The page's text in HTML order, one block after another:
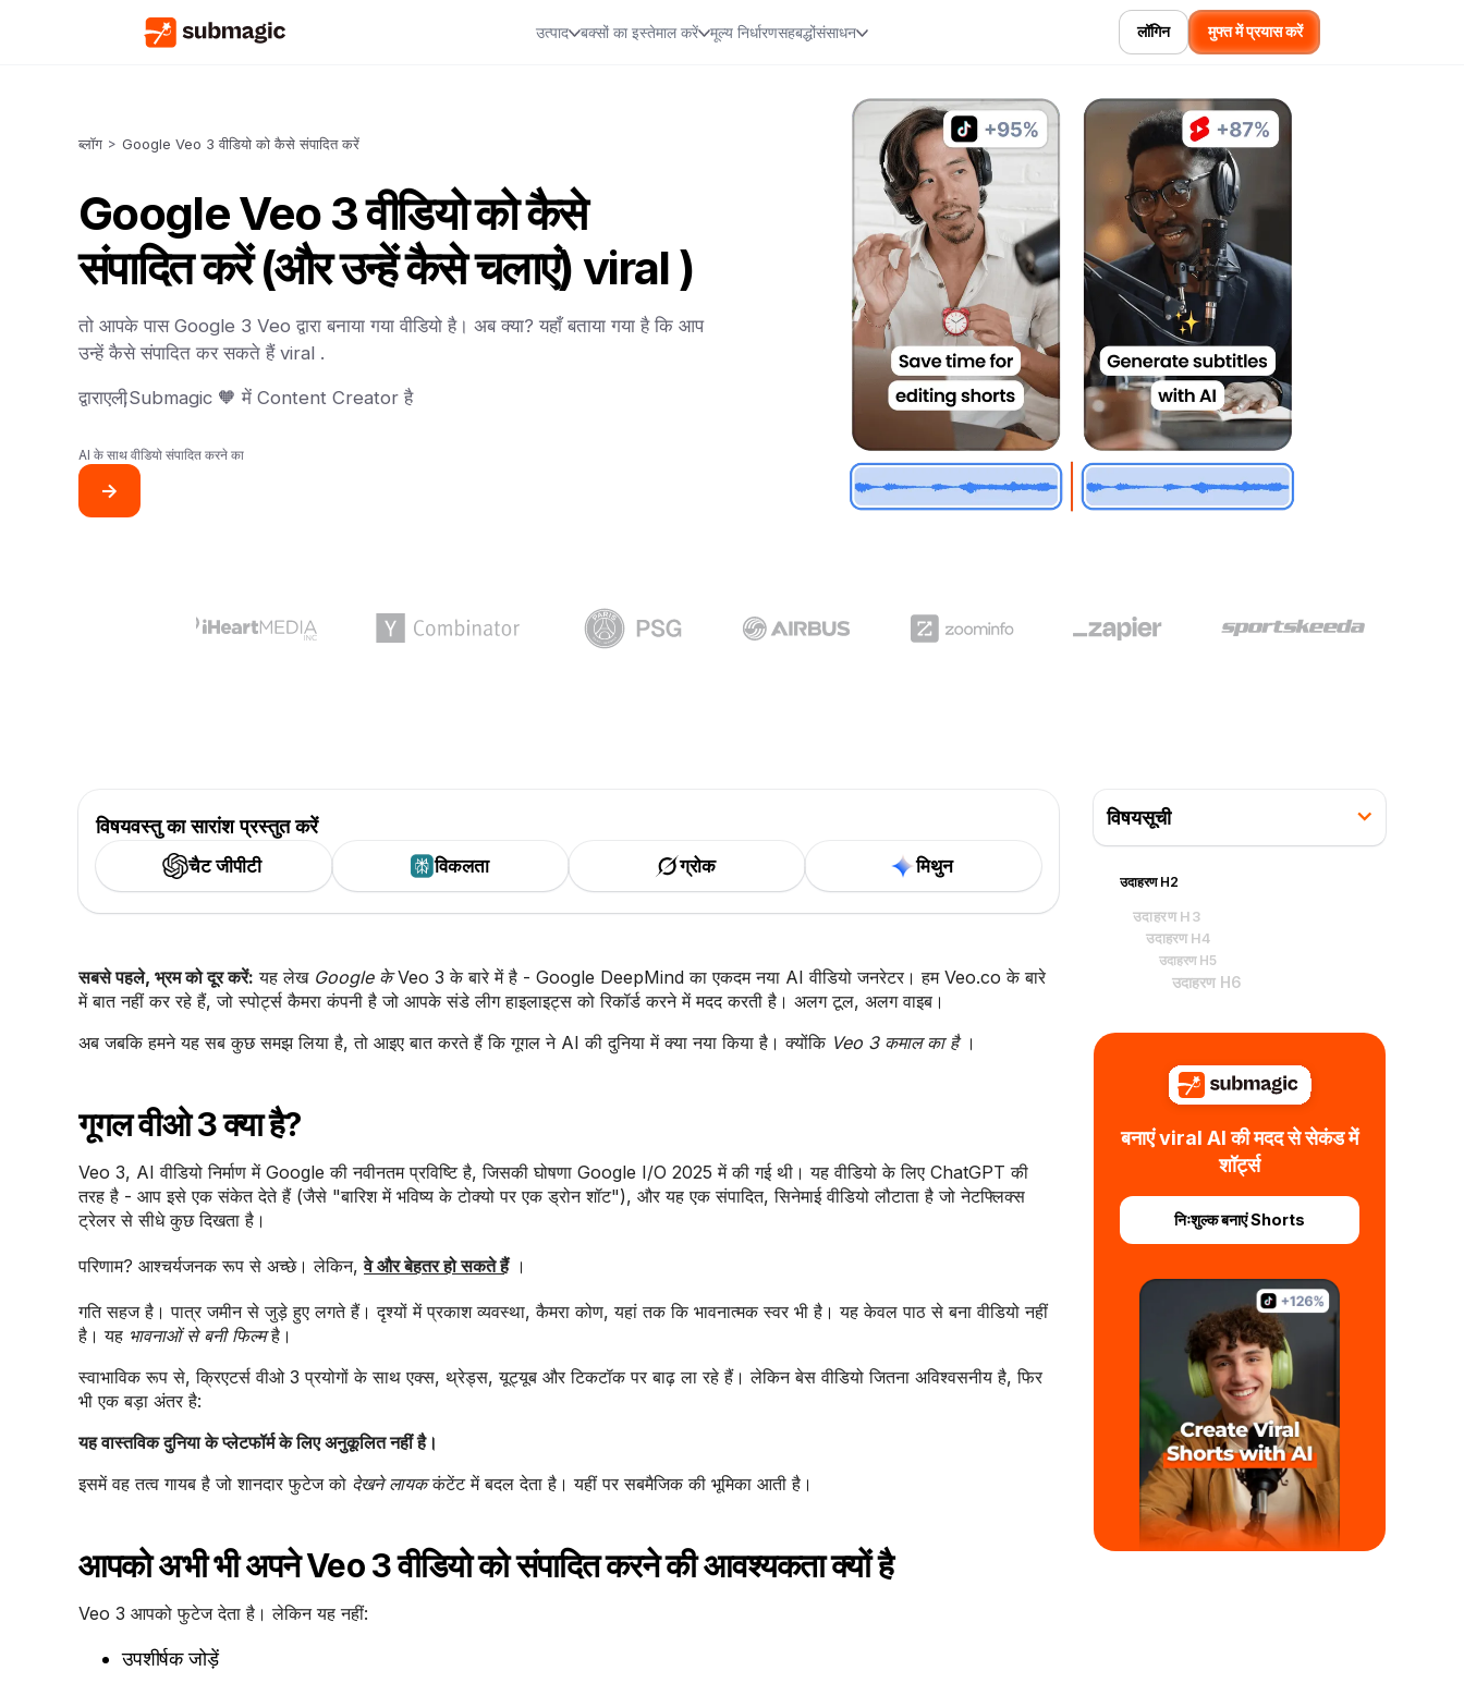
उत्पाद बक्सों का इस्तेमाल करें मूल्य निर्धारणसहबद्धोंसंसाधन लॉगिन मुफ्त में प्रयास करें
ब्लॉग > Google Veo 3 वीडियो को कैसे संपादित करें
Google Veo 3 वीडियो को कैसे
संपादित करें (और उन्हें कैसे चलाएं) viral )
तो आपके पास Google 3 Veo द्वारा बनाया गया वीडियो है। अब क्या? यहाँ बताया गया है कि आप
उन्हें कैसे संपादित कर सकते हैं viral .
द्वाराएली,Submagic 🧡 में Content Creator है
AI के साथ वीडियो संपादित करने का
->
विषयवस्तु का सारांश प्रस्तुत करें
चैट जीपीटी विकलता ग्रोक मिथुन
सबसे पहले, भ्रम को दूर करें: यह लेख Google केVeo 3 के बारे में है - Google DeepMind का एकदम नया AI वीडियो जनरेटर। हम Veo.co के बारे
में बात नहीं कर रहे हैं, जो स्पोर्ट्स कैमरा कंपनी है जो आपके संडे लीग हाइलाइट्स को रिकॉर्ड करने में मदद करती है। अलग टूल, अलग वाइब।
अब जबकि हमने यह सब कुछ समझ लिया है, तो आइए बात करते हैं कि गूगल ने AI की दुनिया में क्या नया किया है। क्योंकि Veo 3 कमाल का है।
गूगल वीओ 3 क्या है?
Veo 3, AI वीडियो निर्माण में Google की नवीनतम प्रविष्टि है, जिसकी घोषणा Google I/O 2025 में की गई थी। यह वीडियो के लिए ChatGPT की
तरह है - आप इसे एक संकेत देते हैं (जैसे "बारिश में भविष्य के टोक्यो पर एक ड्रोन शॉट"), और यह एक संपादित, सिनेमाई वीडियो लौटाता है जो नेटफ्लिक्स
ट्रेलर से सीधे कुछ दिखता है।
परिणाम? आश्चर्यजनक रूप से अच्छे। लेकिन,वे और बेहतर हो सकते हैं।
गति सहज है। पात्र जमीन से जुड़े हुए लगते हैं। दृश्यों में प्रकाश व्यवस्था, कैमरा कोण, यहां तक कि भावनात्मक स्वर भी है। यह केवल पाठ से बना वीडियो नहीं
है। यह भावनाओं से बनी फिल्महै।
स्वाभाविक रूप से, क्रिएटर्स वीओ 3 प्रयोगों के साथ एक्स, थ्रेड्स, यूट्यूब और टिकटॉक पर बाढ़ ला रहे हैं। लेकिन बेस वीडियो जितना अविश्वसनीय है, फिर
भी एक बड़ा अंतर है:
यह वास्तविक दुनिया के प्लेटफॉर्म के लिए अनुकूलित नहीं है।
इसमें वह तत्व गायब है जो शानदार फुटेज को देखने लायककंटेंट में बदल देता है। यहीं पर सबमैजिक की भूमिका आती है।
आपको अभी भी अपने Veo 3 वीडियो को संपादित करने की आवश्यकता क्यों है
Veo 3 आपको फुटेज देता है। लेकिन यह नहीं:
उपशीर्षक जोड़ें
विषयसूची
उदाहरण H2
उदाहरण H3
उदाहरण H4
उदाहरण H5
उदाहरण H6
बनाएं viral AI की मदद से सेकंड में
शॉर्ट्स
निःशुल्क बनाएं Shorts